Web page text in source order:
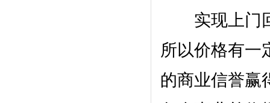
实现上门回
所以价格有一
的商业信誉赢